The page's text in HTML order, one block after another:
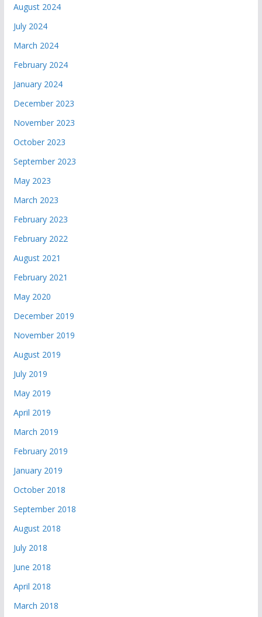
August 2024
July 2024
March 2024
February 2024
January 2024
December 2023
November 2023
October 2023
September 2023
May 2023
March 2023
February 2023
February 2022
August 2021
February 2021
May 2020
December 2019
November 2019
August 2019
July 2019
May 2019
April 2019
March 2019
February 2019
January 2019
October 2018
September 2018
August 2018
July 2018
June 2018
April 2018
March 2018